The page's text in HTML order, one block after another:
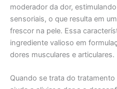
moderador da dor,
sensoriais, o que resulta em
frescor na pele. Essa
ingrediente valioso em
dores musculares e articulares.
Quando se trata do